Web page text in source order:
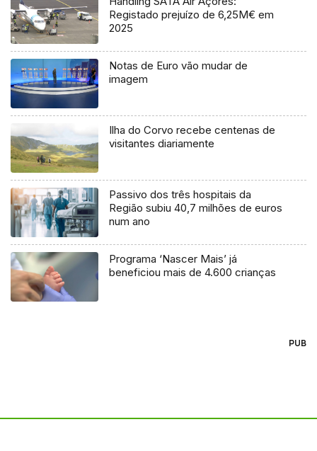
Registado prejuízo de 6,25M€ em
2025
Notas de Euro vão mudar de
imagem
Ilha do Corvo recebe centenas de
visitantes diariamente
Passivo dos três hospitais da
Região subiu 40,7 milhões de euros
num ano
Programa ‘Nascer Mais’ já
beneficiou mais de 4.600 crianças
PUB